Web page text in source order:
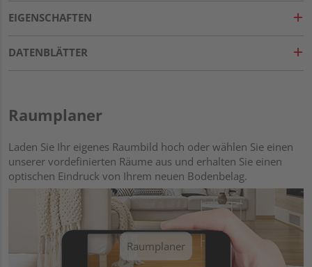
EIGENSCHAFTEN
DATENBLÄTTER
Raumplaner
Laden Sie Ihr eigenes Raumbild hoch oder wählen Sie einen
unserer vordefinierten Räume aus und erhalten Sie einen
optischen Eindruck von Ihrem neuen Bodenbelag.
Raumplaner